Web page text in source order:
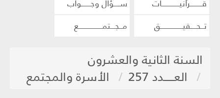
قــــــــرآنيــــــــــــات
ســــؤال وجــــــواب
تــحــــقيـــــــــــــــق
مــجـــتمــــــــــــــــع
السنة الثانية والعشرون
العـــــدد 257
الأسرة والمجتمع